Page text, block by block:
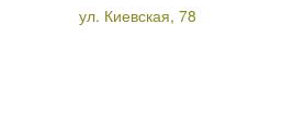
ул. Киевская, 78